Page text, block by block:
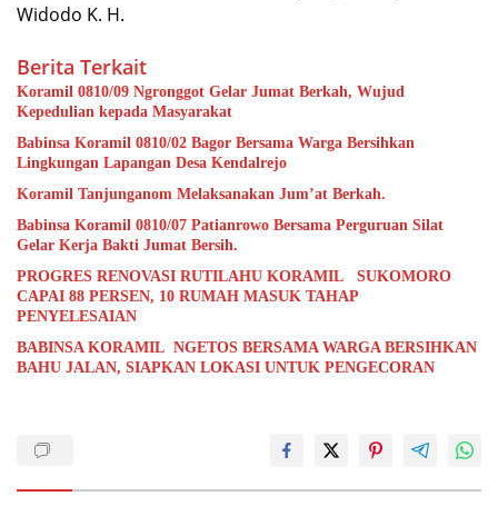
Widodo K. H.
Berita Terkait
Koramil 0810/09 Ngronggot Gelar Jumat Berkah, Wujud
Kepedulian kepada Masyarakat
Babinsa Koramil 0810/02 Bagor Bersama Warga Bersihkan
Lingkungan Lapangan Desa Kendalrejo
Koramil Tanjunganom Melaksanakan Jum’at Berkah.
Babinsa Koramil 0810/07 Patianrowo Bersama Perguruan Silat
Gelar Kerja Bakti Jumat Bersih.
PROGRES RENOVASI RUTILAHU KORAMIL SUKOMORO
CAPAI 88 PERSEN, 10 RUMAH MASUK TAHAP
PENYELESAIAN
BABINSA KORAMIL NGETOS BERSAMA WARGA BERSIHKAN
BAHU JALAN, SIAPKAN LOKASI UNTUK PENGECORAN